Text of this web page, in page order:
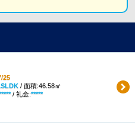
25
/ 面積:46.58㎡
/ 礼金:*****